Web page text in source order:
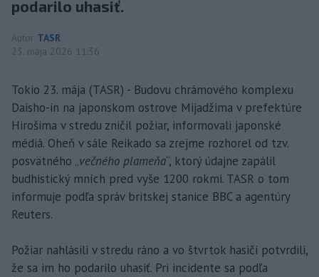
podarilo uhasiť.
Autor TASR
23. mája 2026 11:36
Tokio 23. mája (TASR) - Budovu chrámového komplexu
Daisho-in na japonskom ostrove Mijadžima v prefektúre
Hirošima v stredu zničil požiar, informovali japonské
médiá. Oheň v sále Reikado sa zrejme rozhorel od tzv.
posvätného „večného plameňa“, ktorý údajne zapálil
budhistický mních pred vyše 1200 rokmi. TASR o tom
informuje podľa správ britskej stanice BBC a agentúry
Reuters.
Požiar nahlásili v stredu ráno a vo štvrtok hasiči potvrdili,
že sa im ho podarilo uhasiť. Pri incidente sa podľa